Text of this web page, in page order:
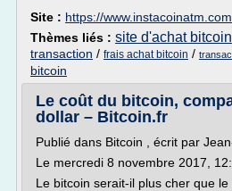
Site : https://www.instacoinatm.com
Thèmes liés : site d'achat bitcoin
transaction / frais achat bitcoin /
bitcoin
Le coût du bitcoin,
dollar – Bitcoin.fr
Publié dans Bitcoin , écrit par
Le mercredi 8 novembre 2017,
Le bitcoin serait-il plus cher que